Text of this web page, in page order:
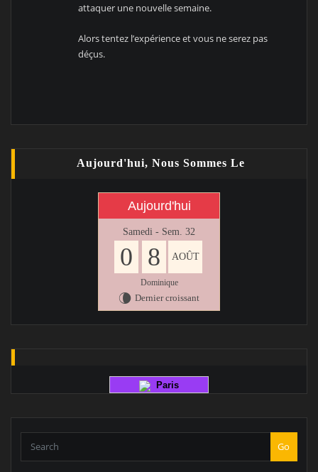
attaquer une nouvelle semaine.
Alors tentez l’expérience et vous ne serez pas
déçus.
Aujourd'hui, Nous Sommes Le
Aujourd'hui
Samedi - Sem. 32
0 8 AOÛT
Dominique
V Dernier croissant
Paris
Go